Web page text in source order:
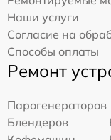
Наши услуги
Согласие на
Способы оплаты
Ремонт
Парогенераторов
Блендеров